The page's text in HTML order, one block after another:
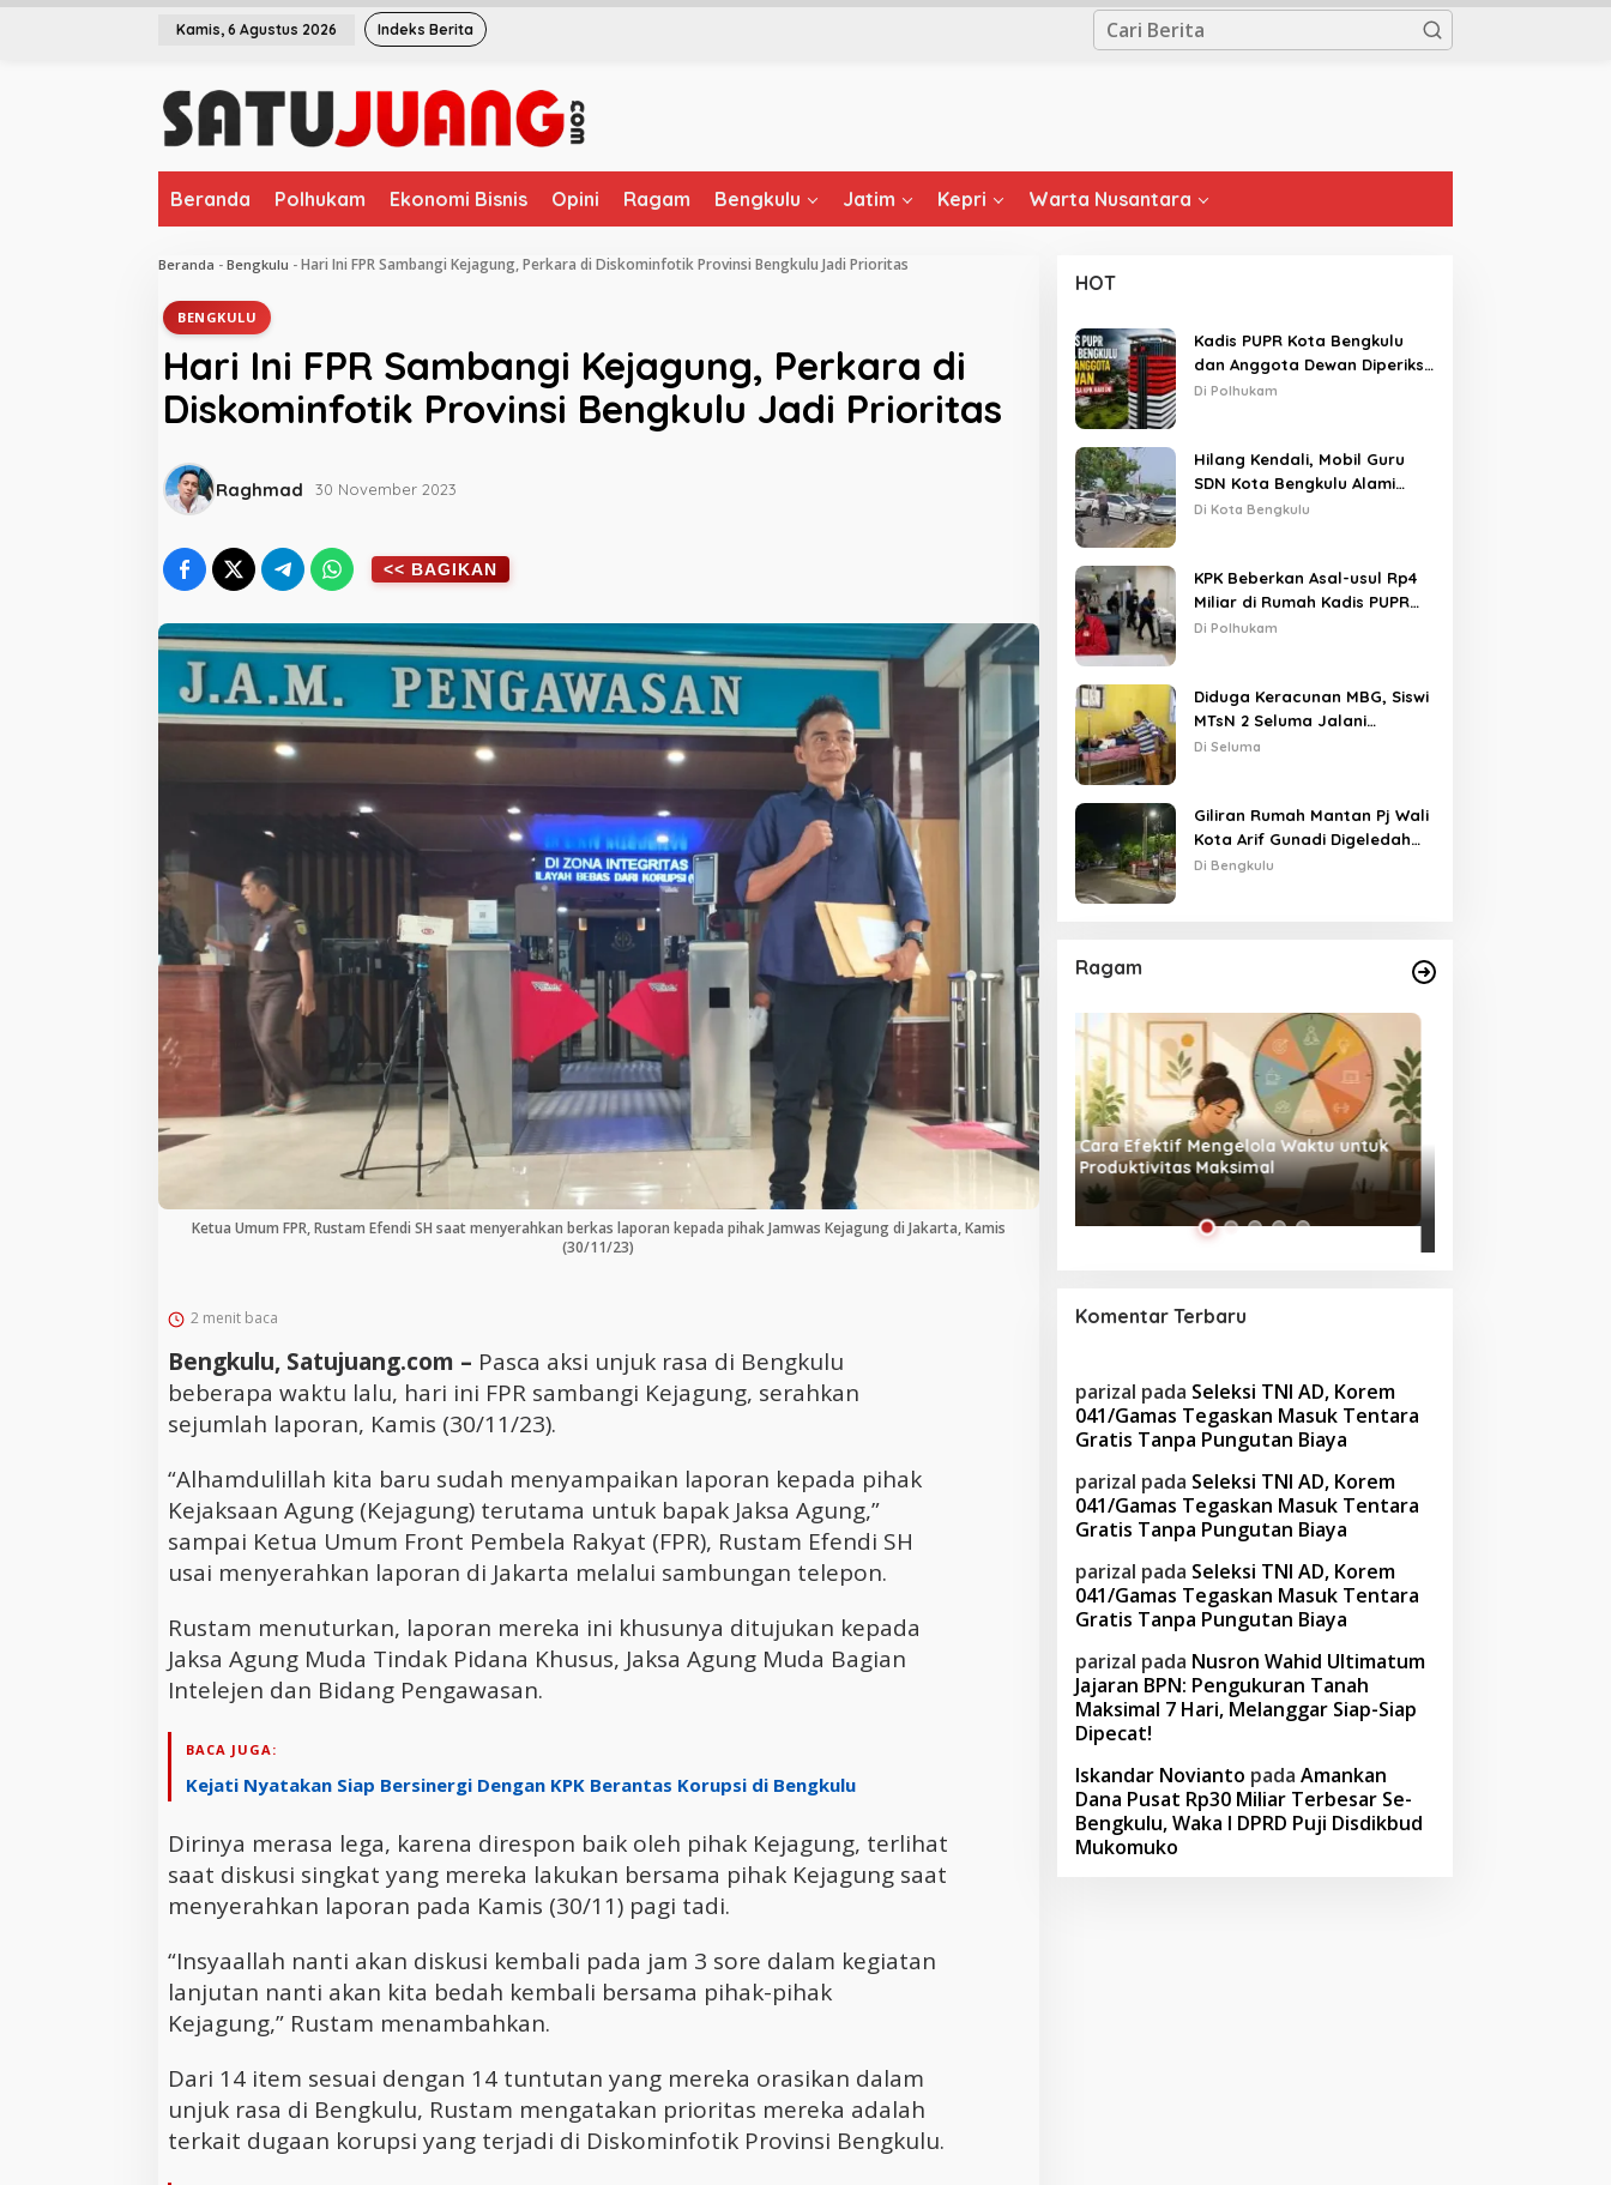
L
Kamis, 6 Agustus 2026 Indeks Berita
Beranda Polhukam Ekonomi Bisnis Opini Ragam Bengkulu Jatim Kepri Warta Nusantara
Beranda - Bengkulu - Hari Ini FPR Sambangi Kejagung, Perkara di Diskominfotik Provinsi Bengkulu Jadi Prioritas
BENGKULU
Hari Ini FPR Sambangi Kejagung, Perkara di
Diskominfotik Provinsi Bengkulu Jadi Prioritas
Raghmad 30 November 2023
Ketua Umum FPR, Rustam Efendi SH saat menyerahkan berkas laporan kepada pihak Jamwas Kejagung di Jakarta, Kamis
(30/11/23)
2 menit baca
Bengkulu, Satujuang.com – Pasca aksi unjuk rasa di Bengkulu
beberapa waktu lalu, hari ini FPR sambangi Kejagung, serahkan
sejumlah laporan, Kamis (30/11/23).
“Alhamdulillah kita baru sudah menyampaikan laporan kepada pihak
Kejaksaan Agung (Kejagung) terutama untuk bapak Jaksa Agung,”
sampai Ketua Umum Front Pembela Rakyat (FPR), Rustam Efendi SH
usai menyerahkan laporan di Jakarta melalui sambungan telepon.
Rustam menuturkan, laporan mereka ini khusunya ditujukan kepada
Jaksa Agung Muda Tindak Pidana Khusus, Jaksa Agung Muda Bagian
Intelejen dan Bidang Pengawasan.
BACA JUGA:
Kejati Nyatakan Siap Bersinergi Dengan KPK Berantas Korupsi di Bengkulu
Dirinya merasa lega, karena direspon baik oleh pihak Kejagung, terlihat
saat diskusi singkat yang mereka lakukan bersama pihak Kejagung saat
menyerahkan laporan pada Kamis (30/11) pagi tadi.
“Insyaallah nanti akan diskusi kembali pada jam 3 sore dalam kegiatan
lanjutan nanti akan kita bedah kembali bersama pihak-pihak
Kejagung,” Rustam menambahkan.
Dari 14 item sesuai dengan 14 tuntutan yang mereka orasikan dalam
unjuk rasa di Bengkulu, Rustam mengatakan prioritas mereka adalah
terkait dugaan korupsi yang terjadi di Diskominfotik Provinsi Bengkulu.
HOT
Kadis PUPR Kota Bengkulu
dan Anggota Dewan Diperiksa
KPK Hari Ini
Di Polhukam
Hilang Kendali, Mobil Guru
SDN Kota Bengkulu Alami
Tabrakan Beruntun di Lampu
Di Kota Bengkulu
KPK Beberkan Asal-usul Rp4
Miliar di Rumah Kadis PUPR
Kota Bengkulu
Di Polhukam
Diduga Keracunan MBG, Siswi
MTsN 2 Seluma Jalani
Perawatan Intensif di RSUD
Di Seluma
Giliran Rumah Mantan Pj Wali
Kota Arif Gunadi Digeledah
KPK, Sinyal Pengusutan
Di Bengkulu
Ragam
Cara Efektif Mengelola Waktu untuk
Produktivitas Maksimal
Tanpa Skrip, Penuh Interaksi:
‘Beghusik Ghumah Nggi’ Hadirkan
Ruang Digital Seperti Rumah Sendiri
Komentar Terbaru
parizal pada Seleksi TNI AD, Korem
041/Gamas Tegaskan Masuk Tentara
Gratis Tanpa Pungutan Biaya
parizal pada Seleksi TNI AD, Korem
041/Gamas Tegaskan Masuk Tentara
Gratis Tanpa Pungutan Biaya
parizal pada Seleksi TNI AD, Korem
041/Gamas Tegaskan Masuk Tentara
Gratis Tanpa Pungutan Biaya
parizal pada Nusron Wahid Ultimatum
Jajaran BPN: Pengukuran Tanah
Maksimal 7 Hari, Melanggar Siap-Siap
Dipecat!
Iskandar Novianto pada Amankan
Dana Pusat Rp30 Miliar Terbesar Se-
Bengkulu, Waka I DPRD Puji Disdikbud
Mukomuko